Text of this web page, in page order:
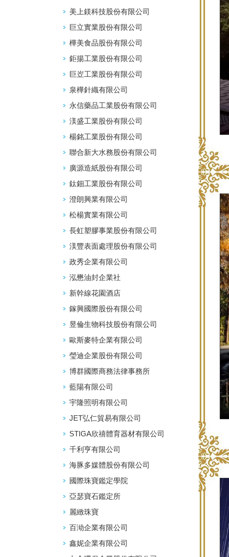
美上鎂科技股份有限公司
巨立實業股份有限公司
樺美食品股份有限公司
鉅揚工業股份有限公司
巨岦工業股份有限公司
泉樺針織有限公司
永信藥品工業股份有限公司
渼盛工業股份有限公司
楊銘工業股份有限公司
聯合新大水務股份有限公司
廣源造紙股份有限公司
鈦鈿工業股份有限公司
澄朗興業有限公司
松楊實業有限公司
長虹塑膠事業股份有限公司
渼豐表面處理股份有限公司
政秀企業有限公司
泓懋油封企業社
新幹線花園酒店
鎵興國際股份有限公司
昱倫生物科技股份有限公司
歐斯麥特企業有限公司
瑩迪企業股份有限公司
博群國際商務法律事務所
藍陽有限公司
宇隆照明有限公司
JET弘仁貿易有限公司
STIGA欣禧體育器材有限公司
千利亨有限公司
海豚多媒體股份有限公司
國際珠寶鑑定學院
亞瑟寶石鑑定所
麗緻珠寶
百泑企業有限公司
鑫妮企業有限公司